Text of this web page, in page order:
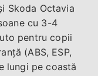
Skoda Octavia
cu 3-4
pentru copii
(ABS, ESP,
lungi pe coastă